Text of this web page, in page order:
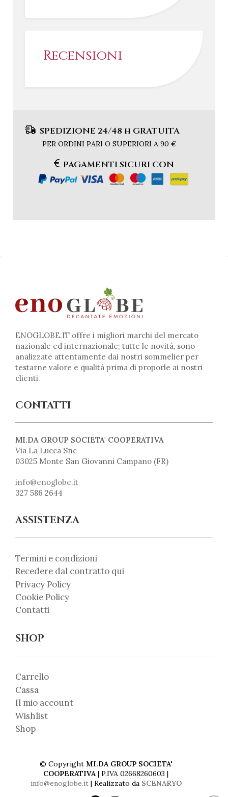
Recensioni
SPEDIZIONE 24/48 h GRATUITA
PER ORDINI PARI O SUPERIORI A 90 €
PAGAMENTI SICURI CON
ENOGLOBE.IT offre i migliori marchi del mercato
nazionale ed internazionale; tutte le novità, sono
analizzate attentamente dai nostri sommelier per
testarne valore e qualità prima di proporle ai nostri
clienti.
CONTATTI
MI.DA GROUP SOCIETA' COOPERATIVA
Via La Lucca Snc
03025 Monte San Giovanni Campano (FR)
info@enoglobe.it
327 586 2644
ASSISTENZA
Termini e condizioni
Recedere dal contratto qui
Privacy Policy
Cookie Policy
Contatti
SHOP
Carrello
Cassa
Il mio account
Wishlist
Shop
© Copyright MI.DA GROUP SOCIETA'
COOPERATIVA| P.IVA 02668260603 |
info@enoglobe.it| Realizzato da SCENARYO